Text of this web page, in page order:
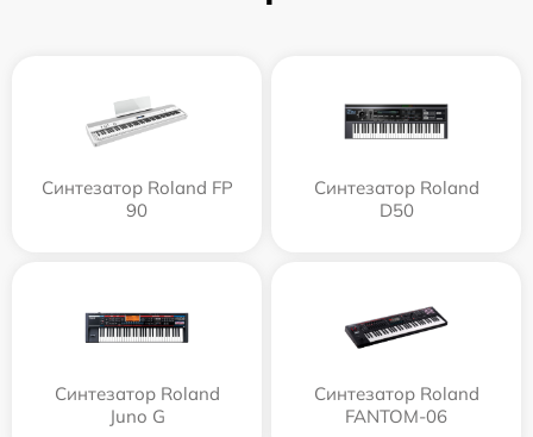
Синтезатор Roland FP
90
Синтезатор Roland
D50
Синтезатор Roland
Juno G
Синтезатор Roland
FANTOM-06